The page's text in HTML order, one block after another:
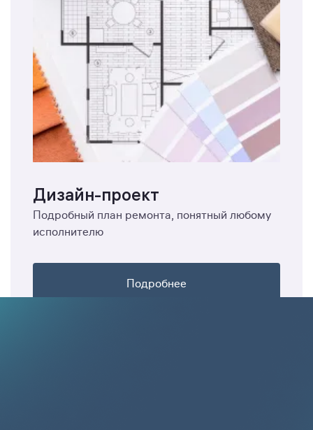
Дизайн-проект
Подробный план ремонта, понятный любому
исполнителю
Подробнее